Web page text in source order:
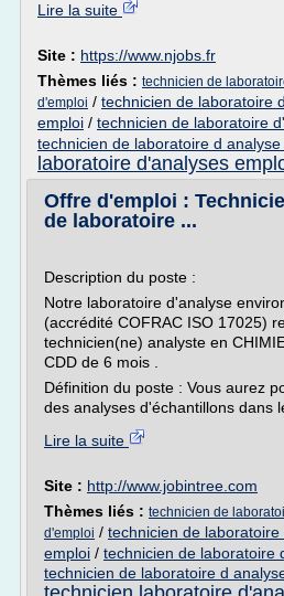
Lire la suite
Site : https://www.njobs.fr
Thèmes liés : technicien de
d'emploi / technicien de laboratoire
emploi / technicien de laboratoire
technicien de laboratoire d
laboratoire d'analyses
Offre d'emploi :
de laboratoire ...
Description du poste :
Notre laboratoire d'analyse
(accrédité COFRAC ISO 17025)
technicien(ne) analyste en
CDD de 6 mois .
Définition du poste : Vous aurez
des analyses d'échantillons dans
Lire la suite
Site : http://www.jobintree.com
Thèmes liés : technicien de
d'emploi / technicien de
emploi / technicien de laboratoire
technicien de laboratoire d